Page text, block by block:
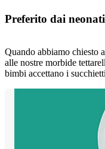
Preferito dai
Quando abbiamo chiesto
alle nostre morbide
bimbi accettano i